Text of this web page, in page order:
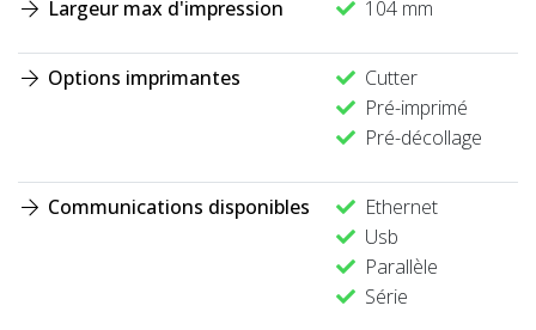
Largeur max d'impression 104 mm
Options imprimantes
Cutter
Pré-imprimé
Pré-décollage
Communications disponibles
Ethernet
Usb
Parallèle
Série